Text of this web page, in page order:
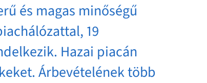
és magas minőségű
19
Hazai piacán
Árbevételének több